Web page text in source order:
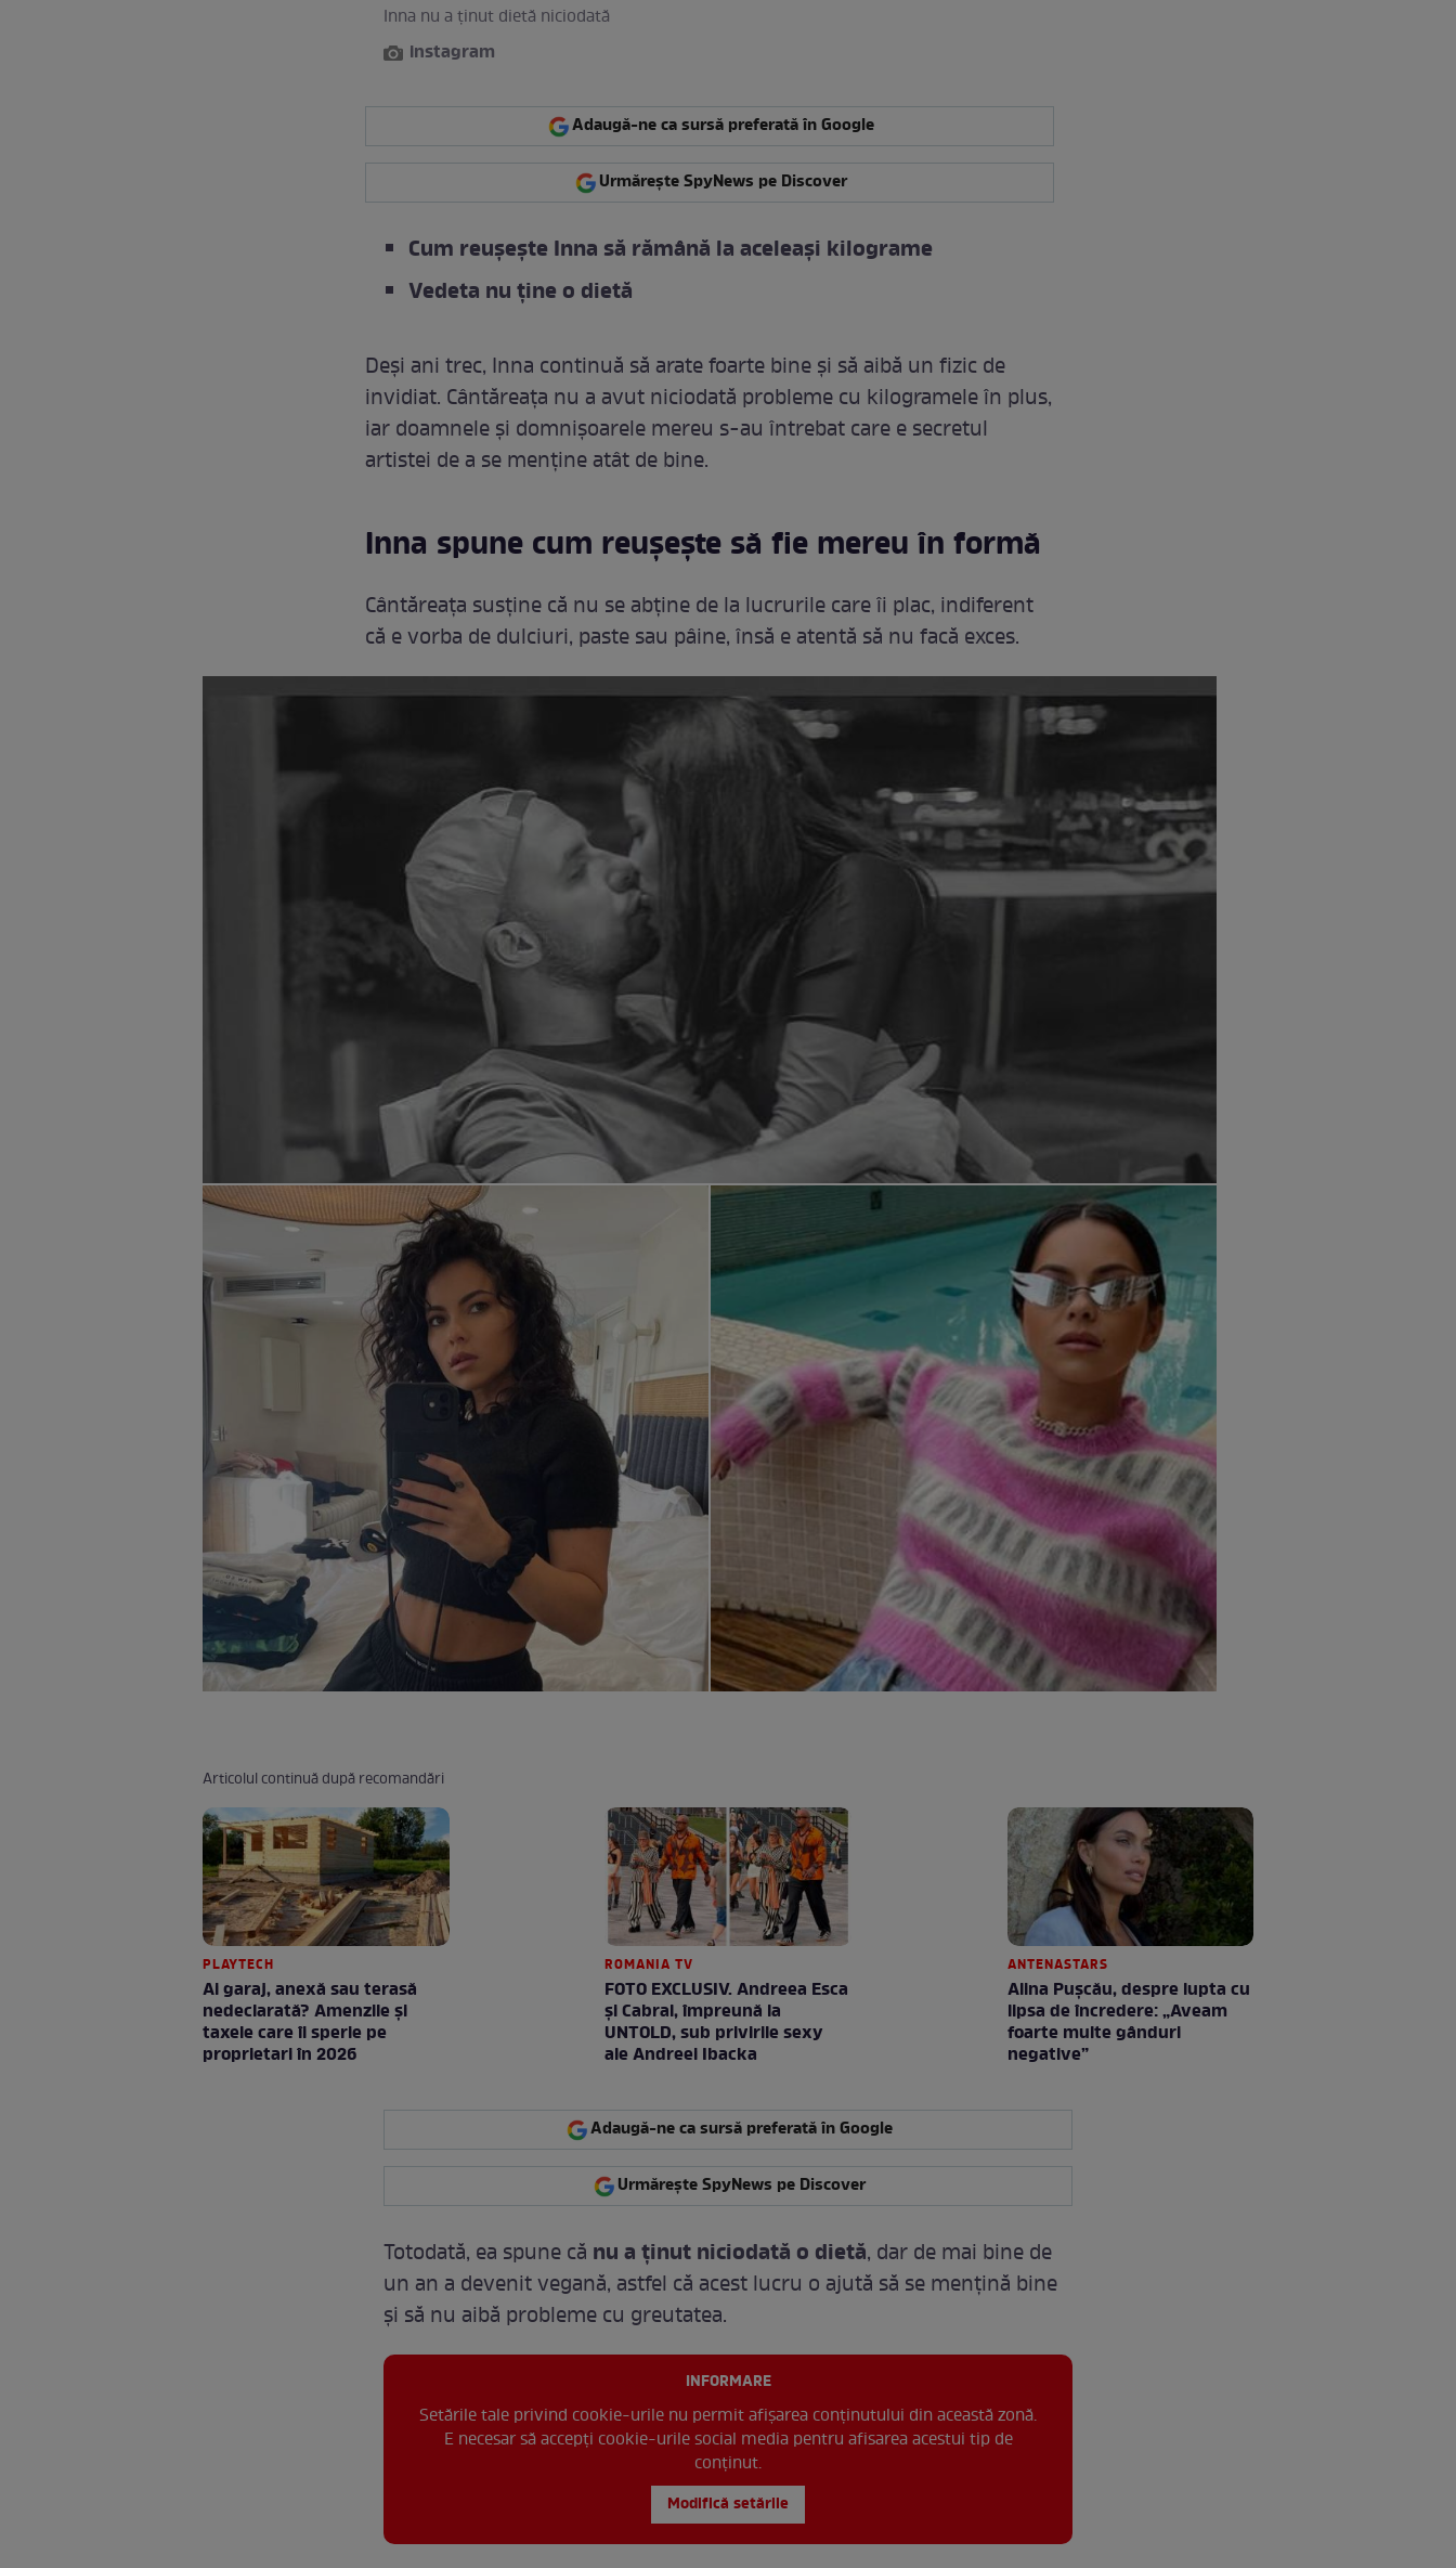
Inna nu a ținut dietă niciodată
instagram
Adaugă-ne ca sursă preferată în Google
Urmărește SpyNews pe Discover
Cum reușește Inna să rămână la aceleași kilograme
Vedeta nu ține o dietă
Deși ani trec, Inna continuă să arate foarte bine și să aibă un fizic de
invidiat. Cântăreața nu a avut niciodată probleme cu kilogramele în plus,
iar doamnele și domnișoarele mereu s-au întrebat care e secretul
artistei de a se menține atât de bine.
Inna spune cum reușește să fie mereu în formă
Cântăreața susține că nu se abține de la lucrurile care îi plac, indiferent
că e vorba de dulciuri, paste sau pâine, însă e atentă să nu facă exces.
Articolul continuă după recomandări
PLAYTECH
Ai garaj, anexă sau terasă
nedeclarată? Amenzile și
taxele care îi sperie pe
proprietari în 2026
ROMANIA TV
FOTO EXCLUSIV. Andreea Esca
şi Cabral, împreună la
UNTOLD, sub privirile sexy
ale Andreei Ibacka
ANTENASTARS
Alina Pușcău, despre lupta cu
lipsa de încredere: „Aveam
foarte multe gânduri
negative”
Adaugă-ne ca sursă preferată în Google
Urmărește SpyNews pe Discover
Totodată, ea spune că nu a ținut niciodată o dietă, dar de mai bine de
un an a devenit vegană, astfel că acest lucru o ajută să se mențină bine
și să nu aibă probleme cu greutatea.
INFORMARE
Setările tale privind cookie-urile nu permit afișarea conținutului din această zonă.
E necesar să accepți cookie-urile social media pentru afisarea acestui tip de
conținut.
Modifică setările